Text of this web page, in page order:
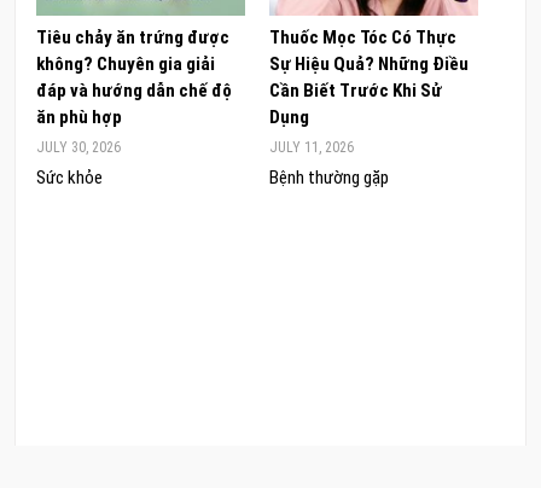
Tiêu chảy ăn trứng được
không? Chuyên gia giải
đáp và hướng dẫn chế độ
ăn phù hợp
JULY 30, 2026
Sức khỏe
Thuốc Mọc Tóc Có Thực
Sự Hiệu Quả? Những Điều
Cần Biết Trước Khi Sử
Dụng
JULY 11, 2026
Bệnh thường gặp